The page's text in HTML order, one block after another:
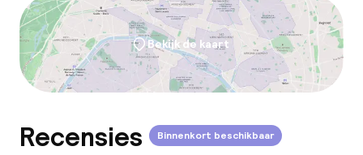
Bekijk de kaart
Recensies Binnenkort beschikbaar